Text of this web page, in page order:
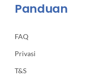
Panduan
FAQ
Privasi
T&S